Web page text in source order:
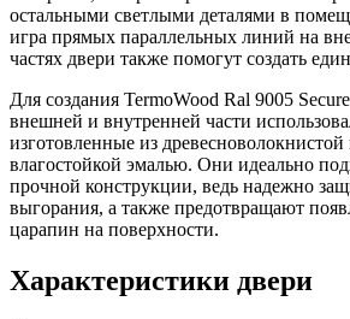
остальными светлыми деталями в
игра прямых параллельных линий на
частях двери также помогут создать
Для создания TermoWood Ral 9005
внешней и внутренней части
изготовленные из
влагостойкой эмалью. Они идеально
прочной конструкции, ведь надежно
выгорания, а также предотвращают
царапин на поверхности.
Характеристики двери